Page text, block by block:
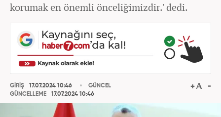
korumak en önemli önceliğimizdir.' dedi.
GİRİŞ
17.07.2024 10:46
GÜNCELLEME
17.07.2024 10:46
GÜNCEL